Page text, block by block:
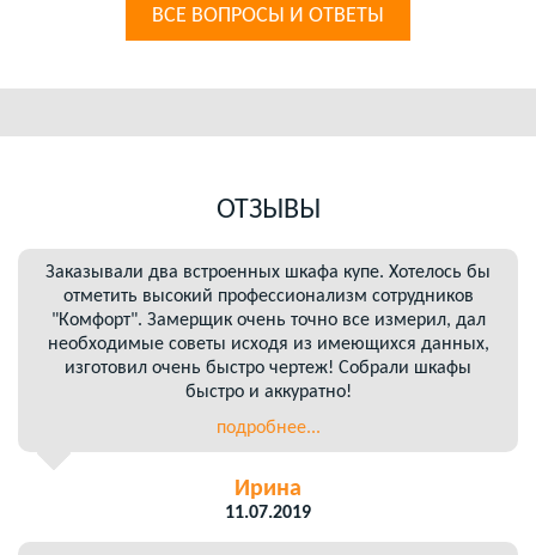
ВСЕ ВОПРОСЫ И ОТВЕТЫ
ОТЗЫВЫ
Заказывали два встроенных шкафа купе. Хотелось бы
отметить высокий профессионализм сотрудников
"Комфорт". Замерщик очень точно все измерил, дал
необходимые советы исходя из имеющихся данных,
изготовил очень быстро чертеж! Собрали шкафы
быстро и аккуратно!
подробнее...
Ирина
11.07.2019